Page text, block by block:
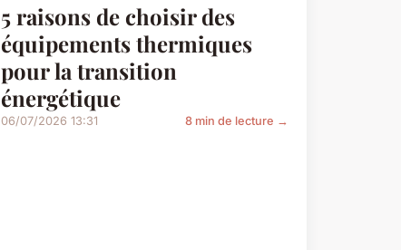
5 raisons de choisir des
équipements thermiques
pour la transition
énergétique
06/07/2026 13:31 8 min de lecture →